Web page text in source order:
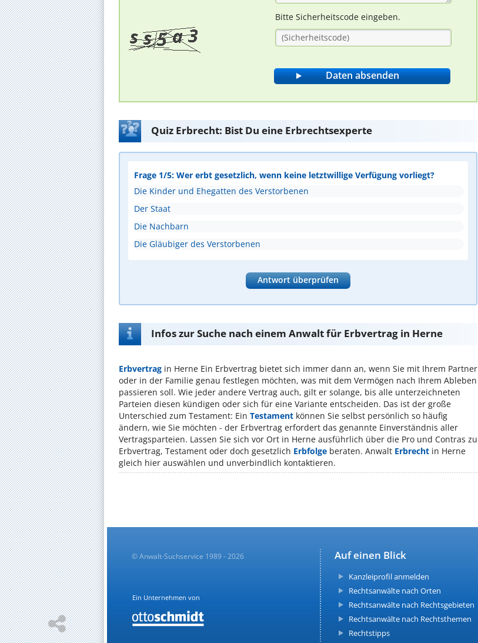
Bitte Sicherheitscode eingeben.
Quiz Erbrecht: Bist Du eine Erbrechtsexperte
Frage 1/5: Wer erbt gesetzlich, wenn keine letztwillige Verfügung vorliegt?
Die Kinder und Ehegatten des Verstorbenen
Der Staat
Die Nachbarn
Die Gläubiger des Verstorbenen
Antwort überprüfen
Infos zur Suche nach einem Anwalt für Erbvertrag in Herne
Erbvertrag in Herne Ein Erbvertrag bietet sich immer dann an, wenn Sie mit Ihrem Partner
oder in der Familie genau festlegen möchten, was mit dem Vermögen nach Ihrem Ableben
passieren soll. Wie jeder andere Vertrag auch, gilt er solange, bis alle unterzeichneten
Parteien diesen kündigen oder sich für eine Variante entscheiden. Das ist der große
Unterschied zum Testament: Ein Testament können Sie selbst persönlich so häufig
ändern, wie Sie möchten - der Erbvertrag erfordert das genannte Einverständnis aller
Vertragsparteien. Lassen Sie sich vor Ort in Herne ausführlich über die Pro und Contras zu
Erbvertrag, Testament oder doch gesetzlich Erbfolge beraten. Anwalt Erbrecht in Herne
gleich hier auswählen und unverbindlich kontaktieren.
Auf einen Blick
Kanzleiprofil anmelden
Rechtsanwälte nach Orten
Rechtsanwälte nach Rechtsgebieten
Rechtsanwälte nach Rechtsthemen
Rechtstipps
© Anwalt-Suchservice 1989 - 2026
Ein Unternehmen von